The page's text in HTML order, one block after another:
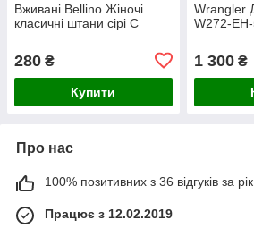
Вживані Bellino Жіночі
класичні штани сірі С
280 ₴
Купити
Wrangler
W272-
1 300₴
Про нас
100% позитивних з 36 відгуків за рік
Працює з 12.02.2019